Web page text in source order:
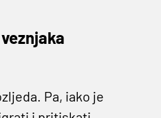
Pa, iako je